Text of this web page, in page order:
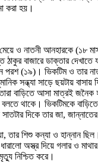
করা হয়।
ও নাতনী আনহারকে (১৮
ঠাকুর বাজারে ডাক্তার
পরশ (১৯)। ভিকটিম ও তার
সন্ধ্যা সাড়ে ছয়টায় বাসায়
বাড়িতে আসা মাত্রই জনৈক
থাকে। ভিকটিমকে
দিকে তার জা,
তার শিশু কন্যা ও হান্নান
অস্ত্র দিয়ে গলার ও
নিশ্চিত করে।